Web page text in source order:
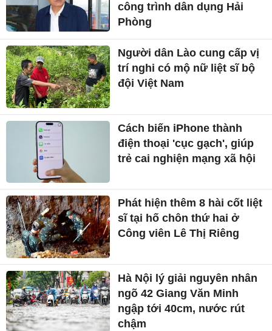
công trình dân dụng Hải
Phòng
Người dân Lào cung cấp vị
trí nghi có mộ nữ liệt sĩ bộ
đội Việt Nam
Cách biến iPhone thành
điện thoại 'cục gạch', giúp
trẻ cai nghiện mạng xã hội
Phát hiện thêm 8 hài cốt liệt
sĩ tại hố chôn thứ hai ở
Công viên Lê Thị Riêng
Hà Nội lý giải nguyên nhân
ngõ 42 Giang Văn Minh
ngập tới 40cm, nước rút
chậm